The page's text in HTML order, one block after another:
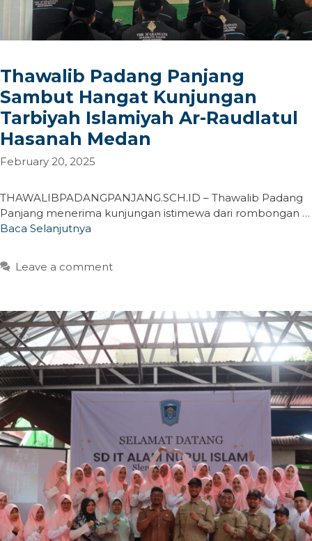
Thawalib Padang Panjang
Sambut Hangat Kunjungan
Tarbiyah Islamiyah Ar-Raudlatul
Hasanah Medan
February 20, 2025
THAWALIBPADANGPANJANG.SCH.ID – Thawalib Padang
Panjang menerima kunjungan istimewa dari rombongan …
Baca Selanjutnya
Leave a comment